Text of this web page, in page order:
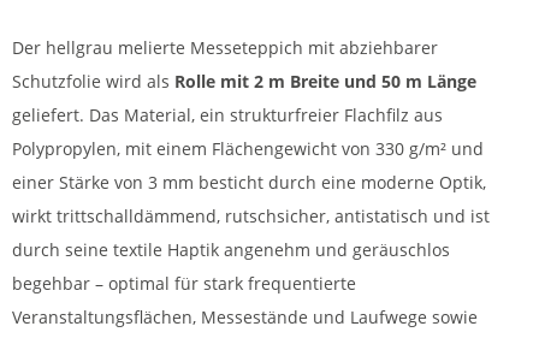
Der hellgrau melierte Messeteppich mit abziehbarer
Schutzfolie wird als Rolle mit 2 m Breite und 50 m Länge
geliefert. Das Material, ein strukturfreier Flachfilz aus
Polypropylen, mit einem Flächengewicht von 330 g/m² und
einer Stärke von 3 mm besticht durch eine moderne Optik,
wirkt trittschalldämmend, rutschsicher, antistatisch und ist
durch seine textile Haptik angenehm und geräuschlos
begehbar – optimal für stark frequentierte
Veranstaltungsflächen, Messestände und Laufwege sowie